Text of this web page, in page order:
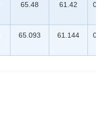
65.48 61.42
65.093 61.144